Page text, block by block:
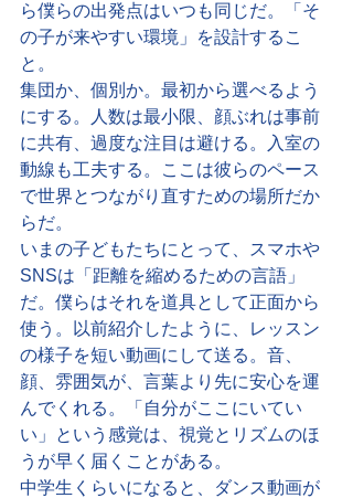
ら僕らの出発点はいつも同じだ。「そ
の子が来やすい環境」を設計するこ
と。
集団か、個別か。最初から選べるよう
にする。人数は最小限、顔ぶれは事前
に共有、過度な注目は避ける。入室の
動線も工夫する。ここは彼らのペース
で世界とつながり直すための場所だか
らだ。
いまの子どもたちにとって、スマホや
SNSは「距離を縮めるための言語」
だ。僕らはそれを道具として正面から
使う。以前紹介したように、レッスン
の様子を短い動画にして送る。音、
顔、雰囲気が、言葉より先に安心を運
んでくれる。「自分がここにいてい
い」という感覚は、視覚とリズムのほ
うが早く届くことがある。
中学生くらいになると、ダンス動画が